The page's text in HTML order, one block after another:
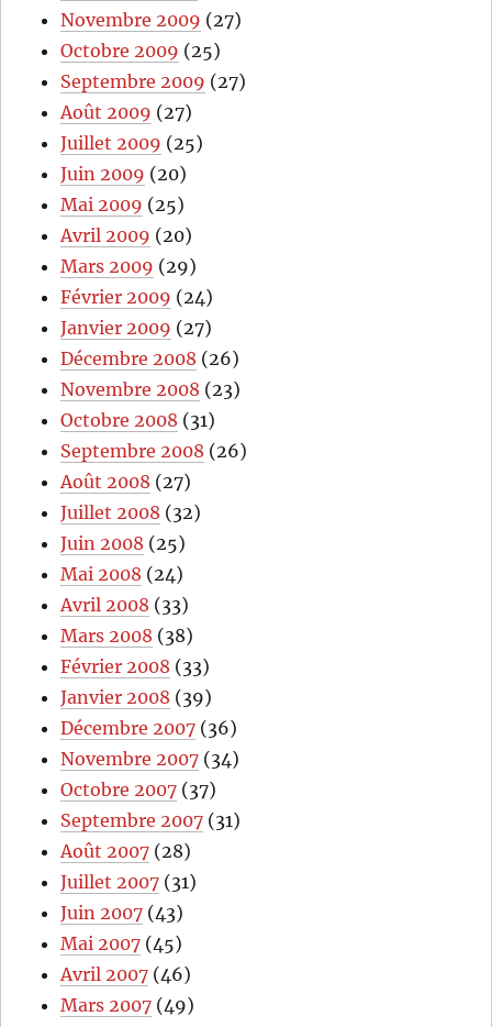
Novembre 2009 (27)
Octobre 2009 (25)
Septembre 2009 (27)
Août 2009 (27)
Juillet 2009 (25)
Juin 2009 (20)
Mai 2009 (25)
Avril 2009 (20)
Mars 2009 (29)
Février 2009 (24)
Janvier 2009 (27)
Décembre 2008 (26)
Novembre 2008 (23)
Octobre 2008 (31)
Septembre 2008 (26)
Août 2008 (27)
Juillet 2008 (32)
Juin 2008 (25)
Mai 2008 (24)
Avril 2008 (33)
Mars 2008 (38)
Février 2008 (33)
Janvier 2008 (39)
Décembre 2007 (36)
Novembre 2007 (34)
Octobre 2007 (37)
Septembre 2007 (31)
Août 2007 (28)
Juillet 2007 (31)
Juin 2007 (43)
Mai 2007 (45)
Avril 2007 (46)
Mars 2007 (49)